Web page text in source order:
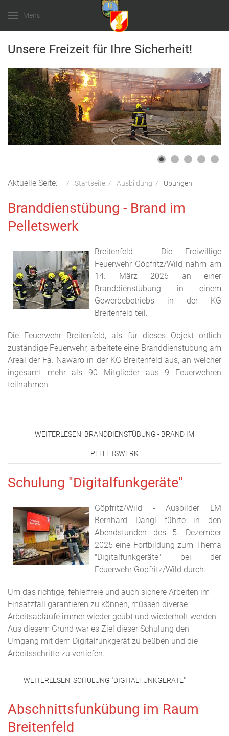
Menu
Unsere Freizeit für Ihre Sicherheit!
Aktuelle Seite: Startseite Ausbildung Übungen
Branddienstübung - Brand im
Pelletswerk
Breitenfeld - Die Freiwillige
Feuerwehr Göpfritz/Wild nahm am
14. März 2026 an einer
Branddienstübung in einem
Gewerbebetriebs in der KG
Breitenfeld teil.
Die Feuerwehr Breitenfeld, als für dieses Objekt örtlich
zuständige Feuerwehr, arbeitete eine Branddienstübung am
Areal der Fa. Nawaro in der KG Breitenfeld aus, an welcher
ingesamt mehr als 90 Mitglieder aus 9 Feuerwehren
teilnahmen.
WEITERLESEN: BRANDDIENSTÜBUNG - BRAND IM
PELLETSWERK
Schulung "Digitalfunkgeräte"
Göpfritz/Wild - Ausbilder LM
Bernhard Dangl führte in den
Abendstunden des 5. Dezember
2025 eine Fortbildung zum Thema
"Digitalfunkgeräte" bei der
Feuerwehr Göpfritz/Wild durch.
Um das richtige, fehlerfreie und auch sichere Arbeiten im
Einsatzfall garantieren zu können, müssen diverse
Arbeitsabläufe immer wieder geübt und wiederholt werden.
Aus diesem Grund war es Ziel dieser Schulung den
Umgang mit dem Digitalfunkgerät zu beüben und die
Arbeitsschritte zu vertiefen.
WEITERLESEN: SCHULUNG "DIGITALFUNKGERÄTE"
Abschnittsfunkübung im Raum
Breitenfeld